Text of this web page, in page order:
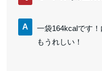
A
一袋164kcalです
もうれしい！